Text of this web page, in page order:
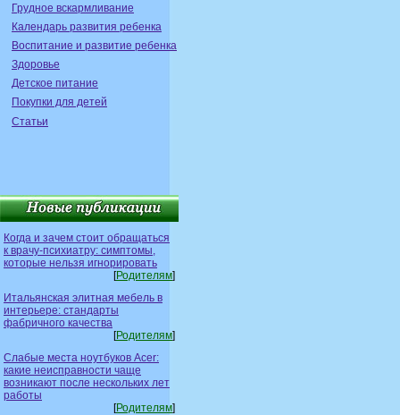
Грудное вскармливание
Календарь развития ребенка
Воспитание и развитие ребенка
Здоровье
Детское питание
Покупки для детей
Статьи
Когда и зачем стоит обращаться
к врачу-психиатру: симптомы,
которые нельзя игнорировать
[Родителям]
Итальянская элитная мебель в
интерьере: стандарты
фабричного качества
[Родителям]
Слабые места ноутбуков Acer:
какие неисправности чаще
возникают после нескольких лет
работы
[Родителям]